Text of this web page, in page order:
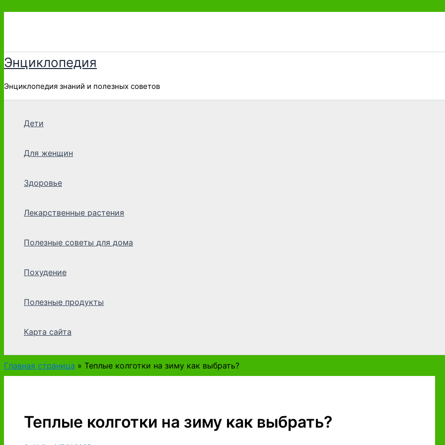
Перейти
Энциклопедия
Энциклопедия знаний и полезных советов
Дети
Для женщин
Здоровье
Лекарственные растения
Полезные советы для дома
Похудение
Полезные продукты
Карта сайта
Главная страница » Теплые колготки на зиму как выбрать?
Теплые колготки на зиму как выбрать?